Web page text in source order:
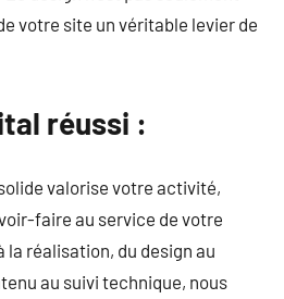
votre site un véritable levier de
réussi :
valorise votre activité,
faire au service de votre
la réalisation, du design au
au suivi technique, nous